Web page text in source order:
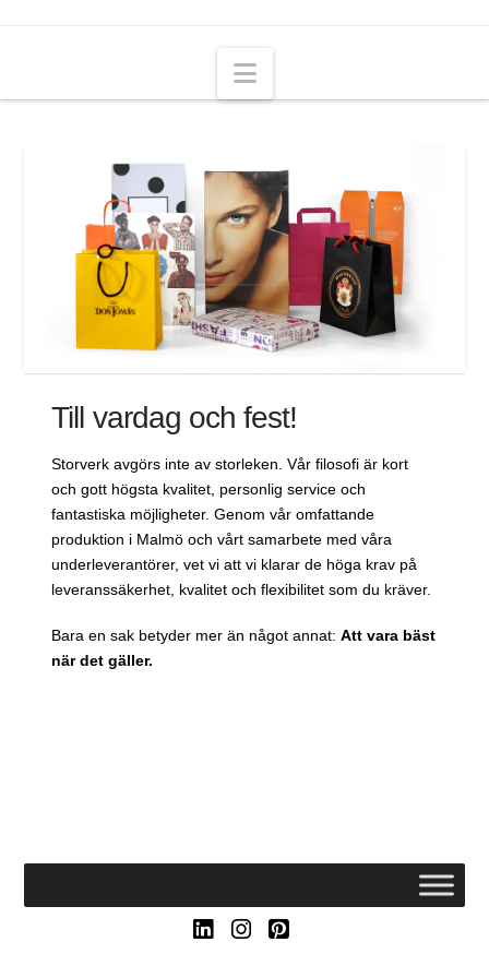
Navigation
Till vardag och fest!
Storverk avgörs inte av storleken. Vår filosofi är kort
och gott högsta kvalitet, personlig service och
fantastiska möjligheter. Genom vår omfattande
produktion i Malmö och vårt samarbete med våra
underleverantörer, vet vi att vi klarar de höga krav på
leveranssäkerhet, kvalitet och flexibilitet som du kräver.
Bara en sak betyder mer än något annat:Att vara bäst
när det gäller.